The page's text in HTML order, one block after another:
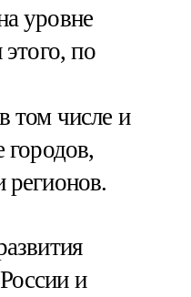
уровне
по
том числе и
городов,
регионов.
и